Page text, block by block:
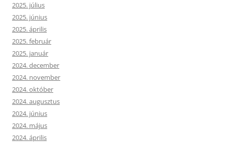
2025. július
2025. június
2025. április
2025. február
2025. január
2024. december
2024. november
2024. október
2024. augusztus
2024. június
2024. május
2024. április